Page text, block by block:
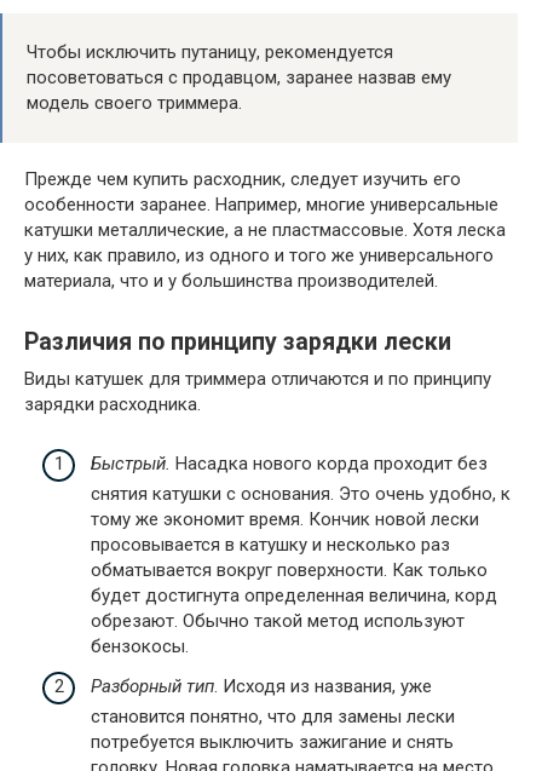
Чтобы исключить путаницу, рекомендуется
посоветоваться с продавцом, заранее назвав ему
модель своего триммера.
Прежде чем купить расходник, следует изучить его
особенности заранее. Например, многие универсальные
катушки металлические, а не пластмассовые. Хотя леска
у них, как правило, из одного и того же универсального
материала, что и у большинства производителей.
Различия по принципу зарядки лески
Виды катушек для триммера отличаются и по принципу
зарядки расходника.
Быстрый. Насадка нового корда проходит без
снятия катушки с основания. Это очень удобно, к
тому же экономит время. Кончик новой лески
просовывается в катушку и несколько раз
обматывается вокруг поверхности. Как только
будет достигнута определенная величина, корд
обрезают. Обычно такой метод используют
бензокосы.
Разборный тип. Исходя из названия, уже
становится понятно, что для замены лески
потребуется выключить зажигание и снять